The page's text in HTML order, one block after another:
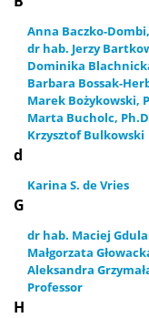
Anna Baczko-
dr hab. Jerzy
Dominika
Barbara Bossak-
Marek Bożykowski,
Marta Bucholc,
Krzysztof Bulkowski
d
Karina S. de Vries
G
dr hab. Maciej Gdula
Małgorzata
Aleksandra
Professor
H